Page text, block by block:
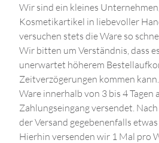
Wir sind ein kleines
Kosmetikartikel in liebevoller
versuchen stets die Ware so
Wir bitten um Verständnis, dass
unerwartet höherem
Zeitverzögerungen kommen
Ware innerhalb von 3 bis 4 Tagen
Zahlungseingang versendet.
der Versand gegebenenfalls
Hierhin versenden wir 1 Mal pro